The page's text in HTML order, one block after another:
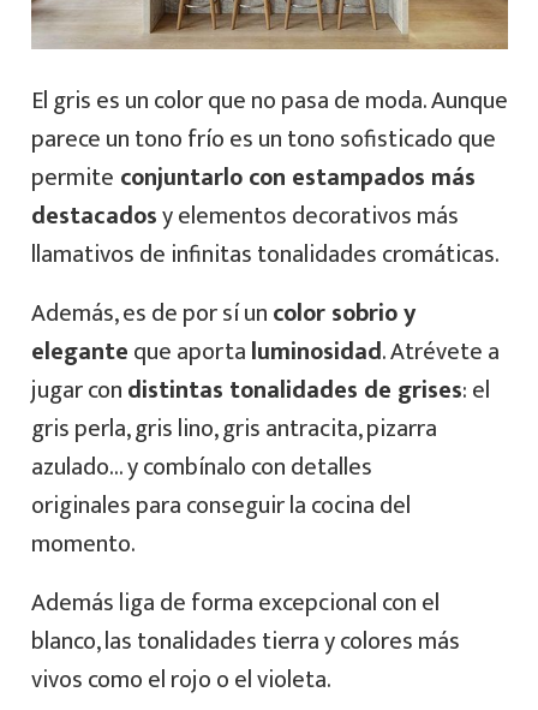
El gris es un color que no pasa de moda. Aunque
parece un tono frío es un tono sofisticado que
permite conjuntarlo con estampados más
destacadosy elementos decorativos más
llamativos de infinitas tonalidades cromáticas.
Además, es de por sí uncolor sobrio y
eleganteque aportaluminosidad. Atrévete a
jugar condistintas tonalidades de grises: el
gris perla, gris lino, gris antracita, pizarra
azulado… y combínalo con detalles
originales para conseguir la cocina del
momento.
Además liga de forma excepcional con el
blanco, las tonalidades tierra y colores más
vivos como el rojo o el violeta.